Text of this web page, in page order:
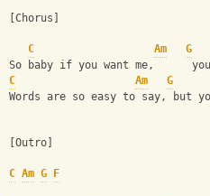
[Chorus]
C Am G
So baby if you want me,
C
Am
G
Words are so easy to say, but
[Outro]
C Am G F